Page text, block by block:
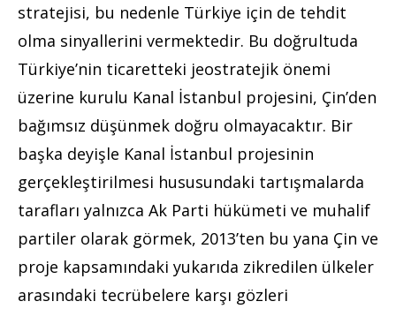
stratejisi, bu nedenle Türkiye için de tehdit
olma sinyallerini vermektedir. Bu doğrultuda
Türkiye’nin ticaretteki jeostratejik önemi
üzerine kurulu Kanal İstanbul projesini, Çin’den
bağımsız düşünmek doğru olmayacaktır. Bir
başka deyişle Kanal İstanbul projesinin
gerçekleştirilmesi hususundaki tartışmalarda
tarafları yalnızca Ak Parti hükümeti ve muhalif
partiler olarak görmek, 2013’ten bu yana Çin ve
proje kapsamındaki yukarıda zikredilen ülkeler
arasındaki tecrübelere karşı gözleri